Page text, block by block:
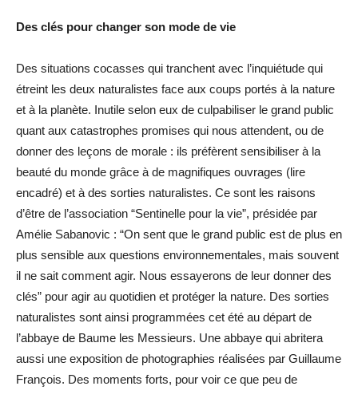
Des clés pour changer son mode de vie
Des situations cocasses qui tranchent avec l’inquiétude qui
étreint les deux naturalistes face aux coups portés à la nature
et à la planète. Inutile selon eux de culpabiliser le grand public
quant aux catastrophes promises qui nous attendent, ou de
donner des leçons de morale : ils préfèrent sensibiliser à la
beauté du monde grâce à de magnifiques ouvrages (lire
encadré) et à des sorties naturalistes. Ce sont les raisons
d’être de l’association “Sentinelle pour la vie”, présidée par
Amélie Sabanovic : “On sent que le grand public est de plus en
plus sensible aux questions environnementales, mais souvent
il ne sait comment agir. Nous essayerons de leur donner des
clés” pour agir au quotidien et protéger la nature. Des sorties
naturalistes sont ainsi programmées cet été au départ de
l’abbaye de Baume les Messieurs. Une abbaye qui abritera
aussi une exposition de photographies réalisées par Guillaume
François. Des moments forts, pour voir ce que peu de